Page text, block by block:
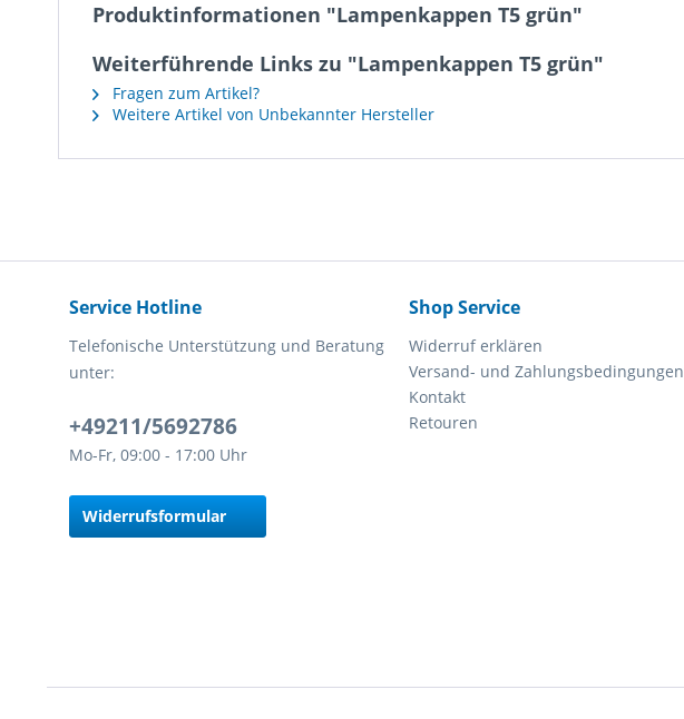
Produktinformationen "Lampenkappen T5 grün"
Weiterführende Links zu "Lampenkappen T5 grün"
Fragen zum Artikel?
Weitere Artikel von Unbekannter Hersteller
Service Hotline
Telefonische Unterstützung und Beratung
unter:
+49211/5692786
Mo-Fr, 09:00 - 17:00 Uhr
Widerrufsformular
Shop Service
Widerruf erklären
Versand- und Zahlungsbedingungen
Kontakt
Retouren